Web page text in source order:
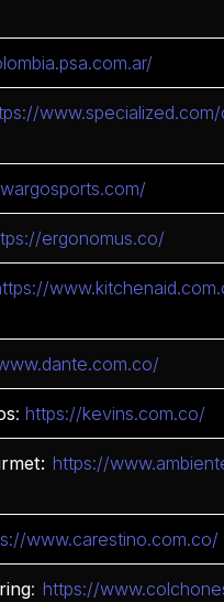
ergonomus.co/
:https://kevins.com.co/
https://
www.carestino.com.co/
:https://